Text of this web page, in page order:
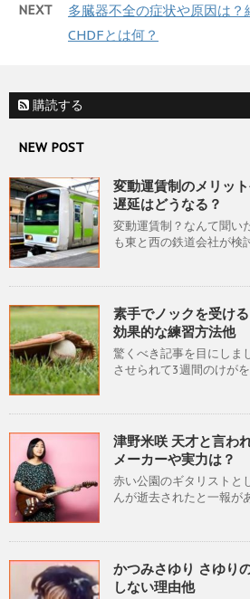
NEXT
多臓器不全の症状や原因は
CHDFとは何？
購読する
NEW POST
変動運賃制のメリッ
遅延はどうなる？
変動運賃制？なんて聞い
も東と西の鉄道会社が検
素手でノックを受け
効果的な練習方法他
驚くべき記事を目にしま
させられて3週間のけが
津野米咲 天才と言わ
メーカーや実力は？
赤い公園のギタリストと
んが逝去されたと一報が
かつみさゆり さゆり
しない理由他